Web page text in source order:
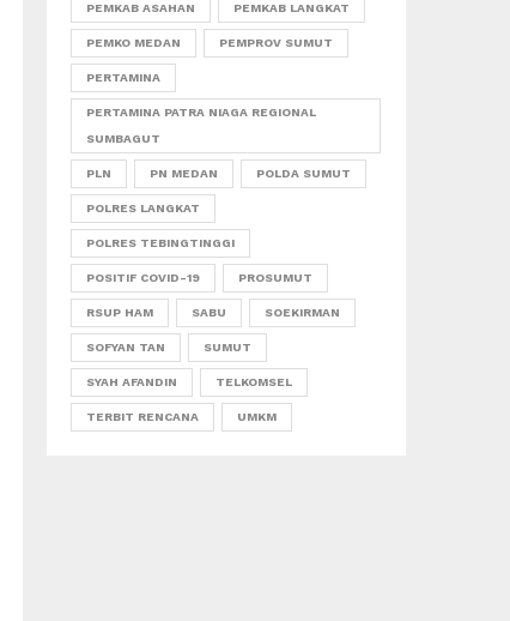
PEMKAB ASAHAN PEMKAB LANGKAT
PEMKO MEDAN PEMPROV SUMUT
PERTAMINA
PERTAMINA PATRA NIAGA REGIONAL
SUMBAGUT
PLN PN MEDAN POLDA SUMUT
POLRES LANGKAT
POLRES TEBINGTINGGI
POSITIF COVID-19 PROSUMUT
RSUP HAM SABU SOEKIRMAN
SOFYAN TAN SUMUT
SYAH AFANDIN TELKOMSEL
TERBIT RENCANA UMKM